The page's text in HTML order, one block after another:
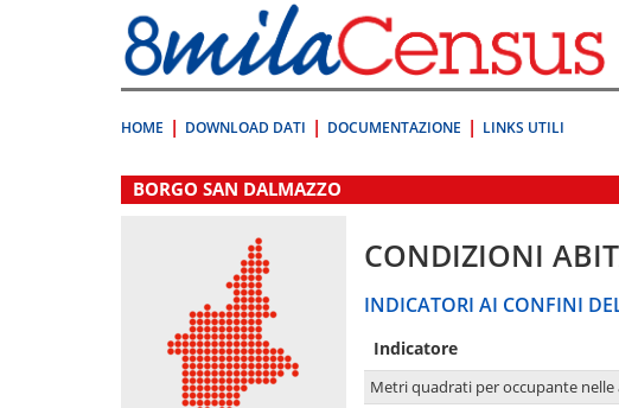
direttamente
a:
Contenuto
HOME DOWNLOAD DATI DOCUMENTAZIONE LINKS UTILI
.
BORGO SAN DALMAZZO
CONDIZIONI
INDICATORI AI CONFINI
Indicatore
Metri quadrati per occupante